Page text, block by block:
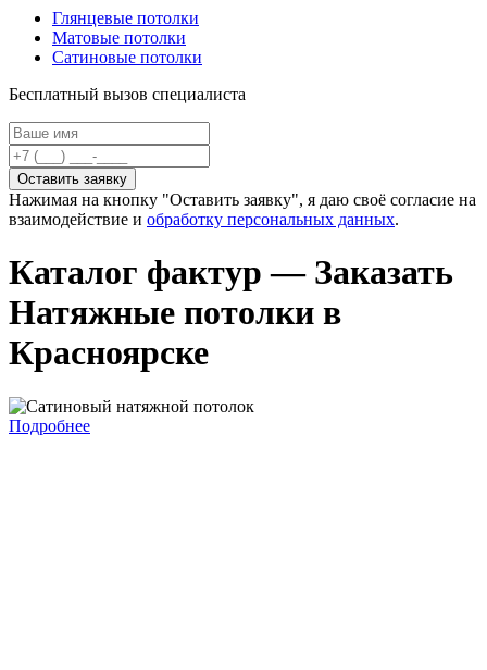
Глянцевые потолки
Матовые потолки
Сатиновые потолки
Бесплатный вызов специалиста
Нажимая на кнопку "Оставить заявку", я даю своё согласие на
взаимодействие и обработку персональных данных.
Каталог фактур — Заказать
Натяжные потолки в
Красноярске
Подробнее